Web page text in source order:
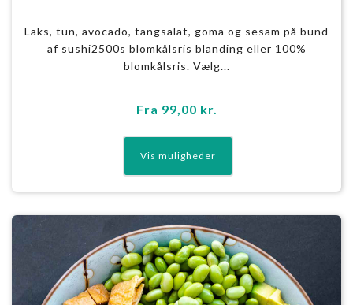
Laks, tun, avocado, tangsalat, goma og sesam på bund
af sushi2500s blomkålsris blanding eller 100%
blomkålsris. Vælg...
Fra 99,00 kr.